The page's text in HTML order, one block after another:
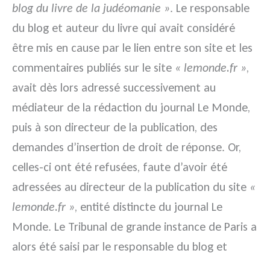
blog du livre de la judéomanie ». Le responsable
du blog et auteur du livre qui avait considéré
être mis en cause par le lien entre son site et les
commentaires publiés sur le site « lemonde.fr »,
avait dès lors adressé successivement au
médiateur de la rédaction du journal Le Monde,
puis à son directeur de la publication, des
demandes d’insertion de droit de réponse. Or,
celles-ci ont été refusées, faute d’avoir été
adressées au directeur de la publication du site «
lemonde.fr », entité distincte du journal Le
Monde. Le Tribunal de grande instance de Paris a
alors été saisi par le responsable du blog et